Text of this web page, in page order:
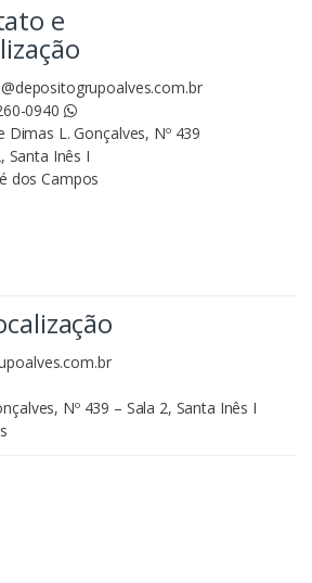
e
0940
Dimas L. Gonçalves, Nº 439
Santa Inês I
dos Campos
Nº 439 – Sala 2, Santa Inês I